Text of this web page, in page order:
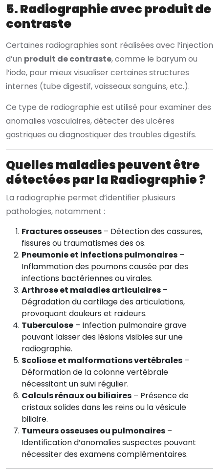
5. Radiographie avec produit de
contraste
Certaines radiographies sont réalisées avec l’injection
d’un produit de contraste, comme le baryum ou
l’iode, pour mieux visualiser certaines structures
internes (tube digestif, vaisseaux sanguins, etc.).
Ce type de radiographie est utilisé pour examiner des
anomalies vasculaires, détecter des ulcères
gastriques ou diagnostiquer des troubles digestifs.
Quelles maladies peuvent être
détectées par la Radiographie ?
La radiographie permet d’identifier plusieurs
pathologies, notamment :
Fractures osseuses – Détection des cassures,
fissures ou traumatismes des os.
Pneumonie et infections pulmonaires –
Inflammation des poumons causée par des
infections bactériennes ou virales.
Arthrose et maladies articulaires –
Dégradation du cartilage des articulations,
provoquant douleurs et raideurs.
Tuberculose – Infection pulmonaire grave
pouvant laisser des lésions visibles sur une
radiographie.
Scoliose et malformations vertébrales –
Déformation de la colonne vertébrale
nécessitant un suivi régulier.
Calculs rénaux ou biliaires – Présence de
cristaux solides dans les reins ou la vésicule
biliaire.
Tumeurs osseuses ou pulmonaires –
Identification d’anomalies suspectes pouvant
nécessiter des examens complémentaires.